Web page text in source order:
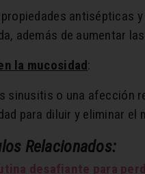
antisépticas
además de aumentar
la mucosidad:
sinusitis o una afección
para diluir y eliminar el
Relacionados:
desafiante para